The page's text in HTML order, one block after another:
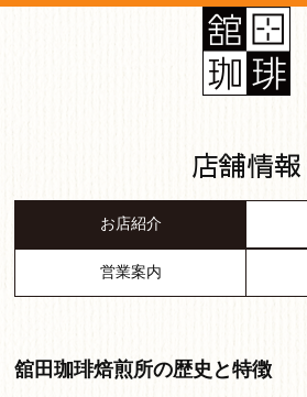
店舗情報
お店紹介
営業案内
舘田珈琲焙煎所の歴史と特徴